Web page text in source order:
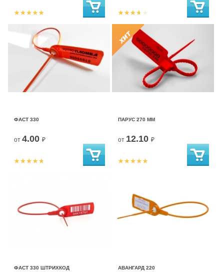
ФАСТ 330
от 4.00 ₽
ПАРУС 270 ММ
от 12.10 ₽
ФАСТ 330 ШТРИХКОД АВАНГАРД 220